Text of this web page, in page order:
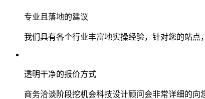
专业且落地的建议
我们具有各个行业丰富地实操经验，针对您的站
透明干净的报价方式
商务洽谈阶段挖机会科技设计顾问会非常详细的